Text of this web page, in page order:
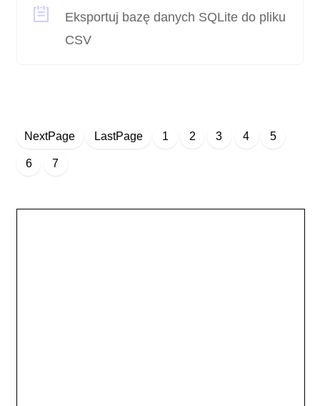
Eksportuj bazę danych SQLite do pliku
CSV
NextPage LastPage 1 2 3 4 5
6 7